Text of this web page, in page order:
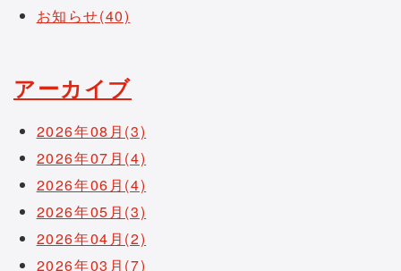
お知らせ(40)
アーカイブ
2026年08月(3)
2026年07月(4)
2026年06月(4)
2026年05月(3)
2026年04月(2)
2026年03月(7)